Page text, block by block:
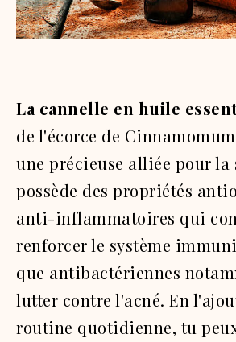
La cannelle en huile
de l'écorce de
une précieuse alliée pour la
possède des propriétés
anti-inflammatoires qui
renforcer le système
que antibactériennes
lutter contre l'acné. En
routine quotidienne, tu